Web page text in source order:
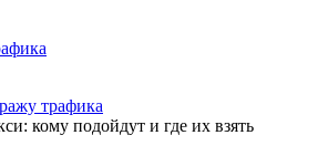
трафика
кому подойдут и где их взять